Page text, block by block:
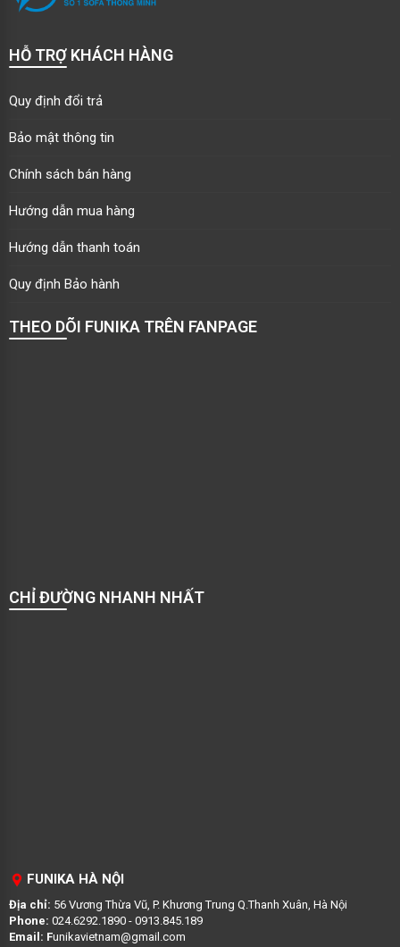
HỖ TRỢ KHÁCH HÀNG
Quy định đổi trả
Bảo mật thông tin
Chính sách bán hàng
Hướng dẫn mua hàng
Hướng dẫn thanh toán
Quy định Bảo hành
THEO DÕI FUNIKA TRÊN FANPAGE
CHỈ ĐƯỜNG NHANH NHẤT
FUNIKA HÀ NỘI
Địa chỉ: 56 Vương Thừa Vũ, P. Khương Trung Q.Thanh Xuân, Hà Nội
Phone: 024.6292.1890 - 0913.845.189
Email: Funikavietnam@gmail.com